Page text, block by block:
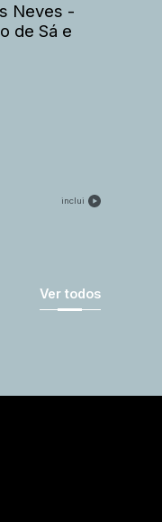
Neves -
de Sá e
inclui
Ver todos